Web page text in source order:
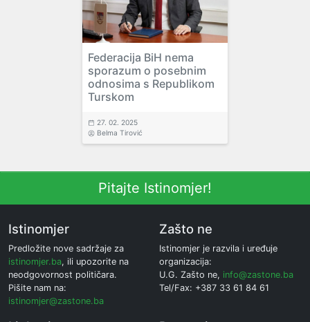
Federacija BiH nema
sporazum o posebnim
odnosima s Republikom
Turskom
27. 02. 2025
Belma Tirović
Pitajte Istinomjer!
Istinomjer
Predložite nove sadržaje za
istinomjer.ba, ili upozorite na
neodgovornost političara.
Pišite nam na:
istinomjer@zastone.ba
Zašto ne
Istinomjer je razvila i uređuje
organizacija:
U.G. Zašto ne, info@zastone.ba
Tel/Fax: +387 33 61 84 61